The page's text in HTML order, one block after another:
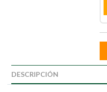
DESCRIPCIÓN